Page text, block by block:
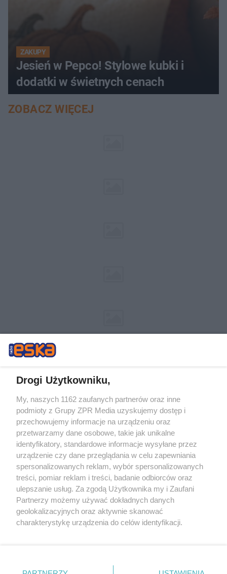
ZAKUPY
Jesień w Pepco! Stylowe kubki i
dodatki w świetnych cenach
ZOBACZ WIĘCEJ
Żaden utwór zamieszczony w serwisie nie może być powielany i
rozpowszechniany lub dalej rozpowszechniany w jakikolwiek sposób (w
tym także elektroniczny lub mechaniczny) na jakimkolwiek polu
eksploatacji w jakiejkolwiek formie, włącznie z umieszczaniem w
Internecie bez pisemnej zgody właściciela praw. Jakiekolwiek użycie lub
wykorzystanie utworów w całości lub w części z naruszeniem prawa,
tzn. bez właściwej zgody, jest zabronione pod groźbą kary i może być
ścigane prawnie.
Drogi Użytkowniku,
My, naszych 1162 zaufanych partnerów oraz inne
podmioty z Grupy ZPR Media uzyskujemy dostęp i
przechowujemy informacje na urządzeniu oraz
przetwarzamy dane osobowe, takie jak unikalne
identyfikatory, standardowe informacje wysyłane przez
urządzenie czy dane przeglądania w celu zapewniania
spersonalizowanych reklam, wybór spersonalizowanych
treści, pomiar reklam i treści, badanie odbiorców oraz
ulepszanie usług. Za zgodą Użytkownika my i Zaufani
Partnerzy możemy używać dokładnych danych
geolokalizacyjnych oraz aktywnie skanować
charakterystykę urządzenia do celów identyfikacji.
zmienić/wycofać klikając przycisk ustawień prywatności